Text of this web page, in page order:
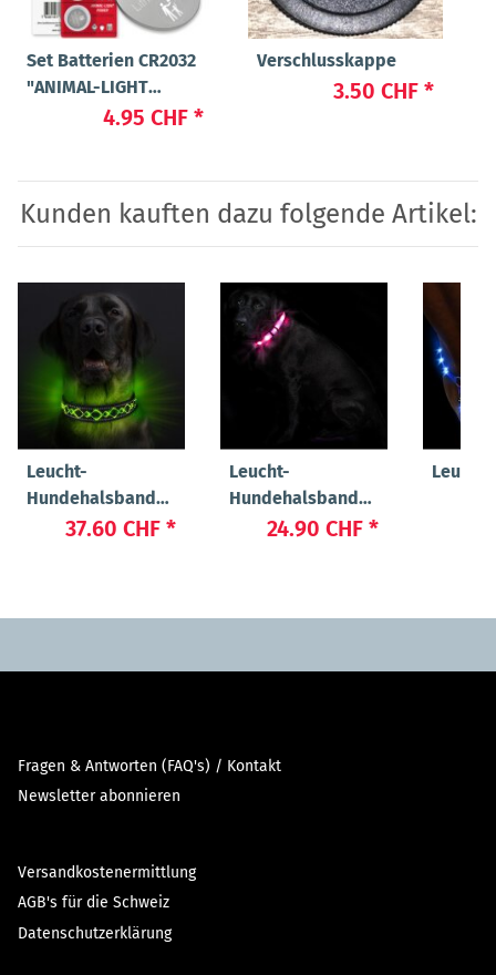
Set Batterien CR2032
"ANIMAL-LIGHT
4.95 CHF *
Verschlusskappe
3.50 CHF *
Kunden kauften dazu folgende Artikel:
Leucht-
Hundehalsband
"Beauty"
37.60 CHF *
Leucht-
Hundehalsband
"Cash"24.90 CHF *
Fragen & Antworten (FAQ's) / Kontakt
Newsletter abonnieren
Versandkostenermittlung
AGB's für die Schweiz
Datenschutzerklärung